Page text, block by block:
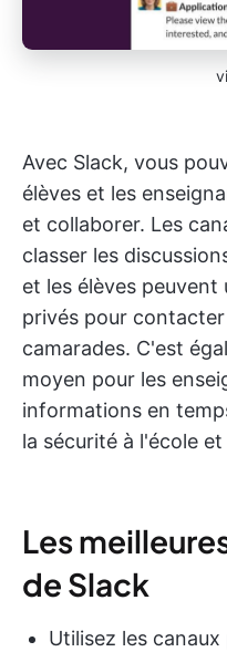
Avec Slack, vous
élèves et les
et collaborer. Les
classer les
et les élèves peuvent
privés pour
camarades. C'est
moyen pour les
informations en
la sécurité à l'école
Les
de Slack
Utilisez les